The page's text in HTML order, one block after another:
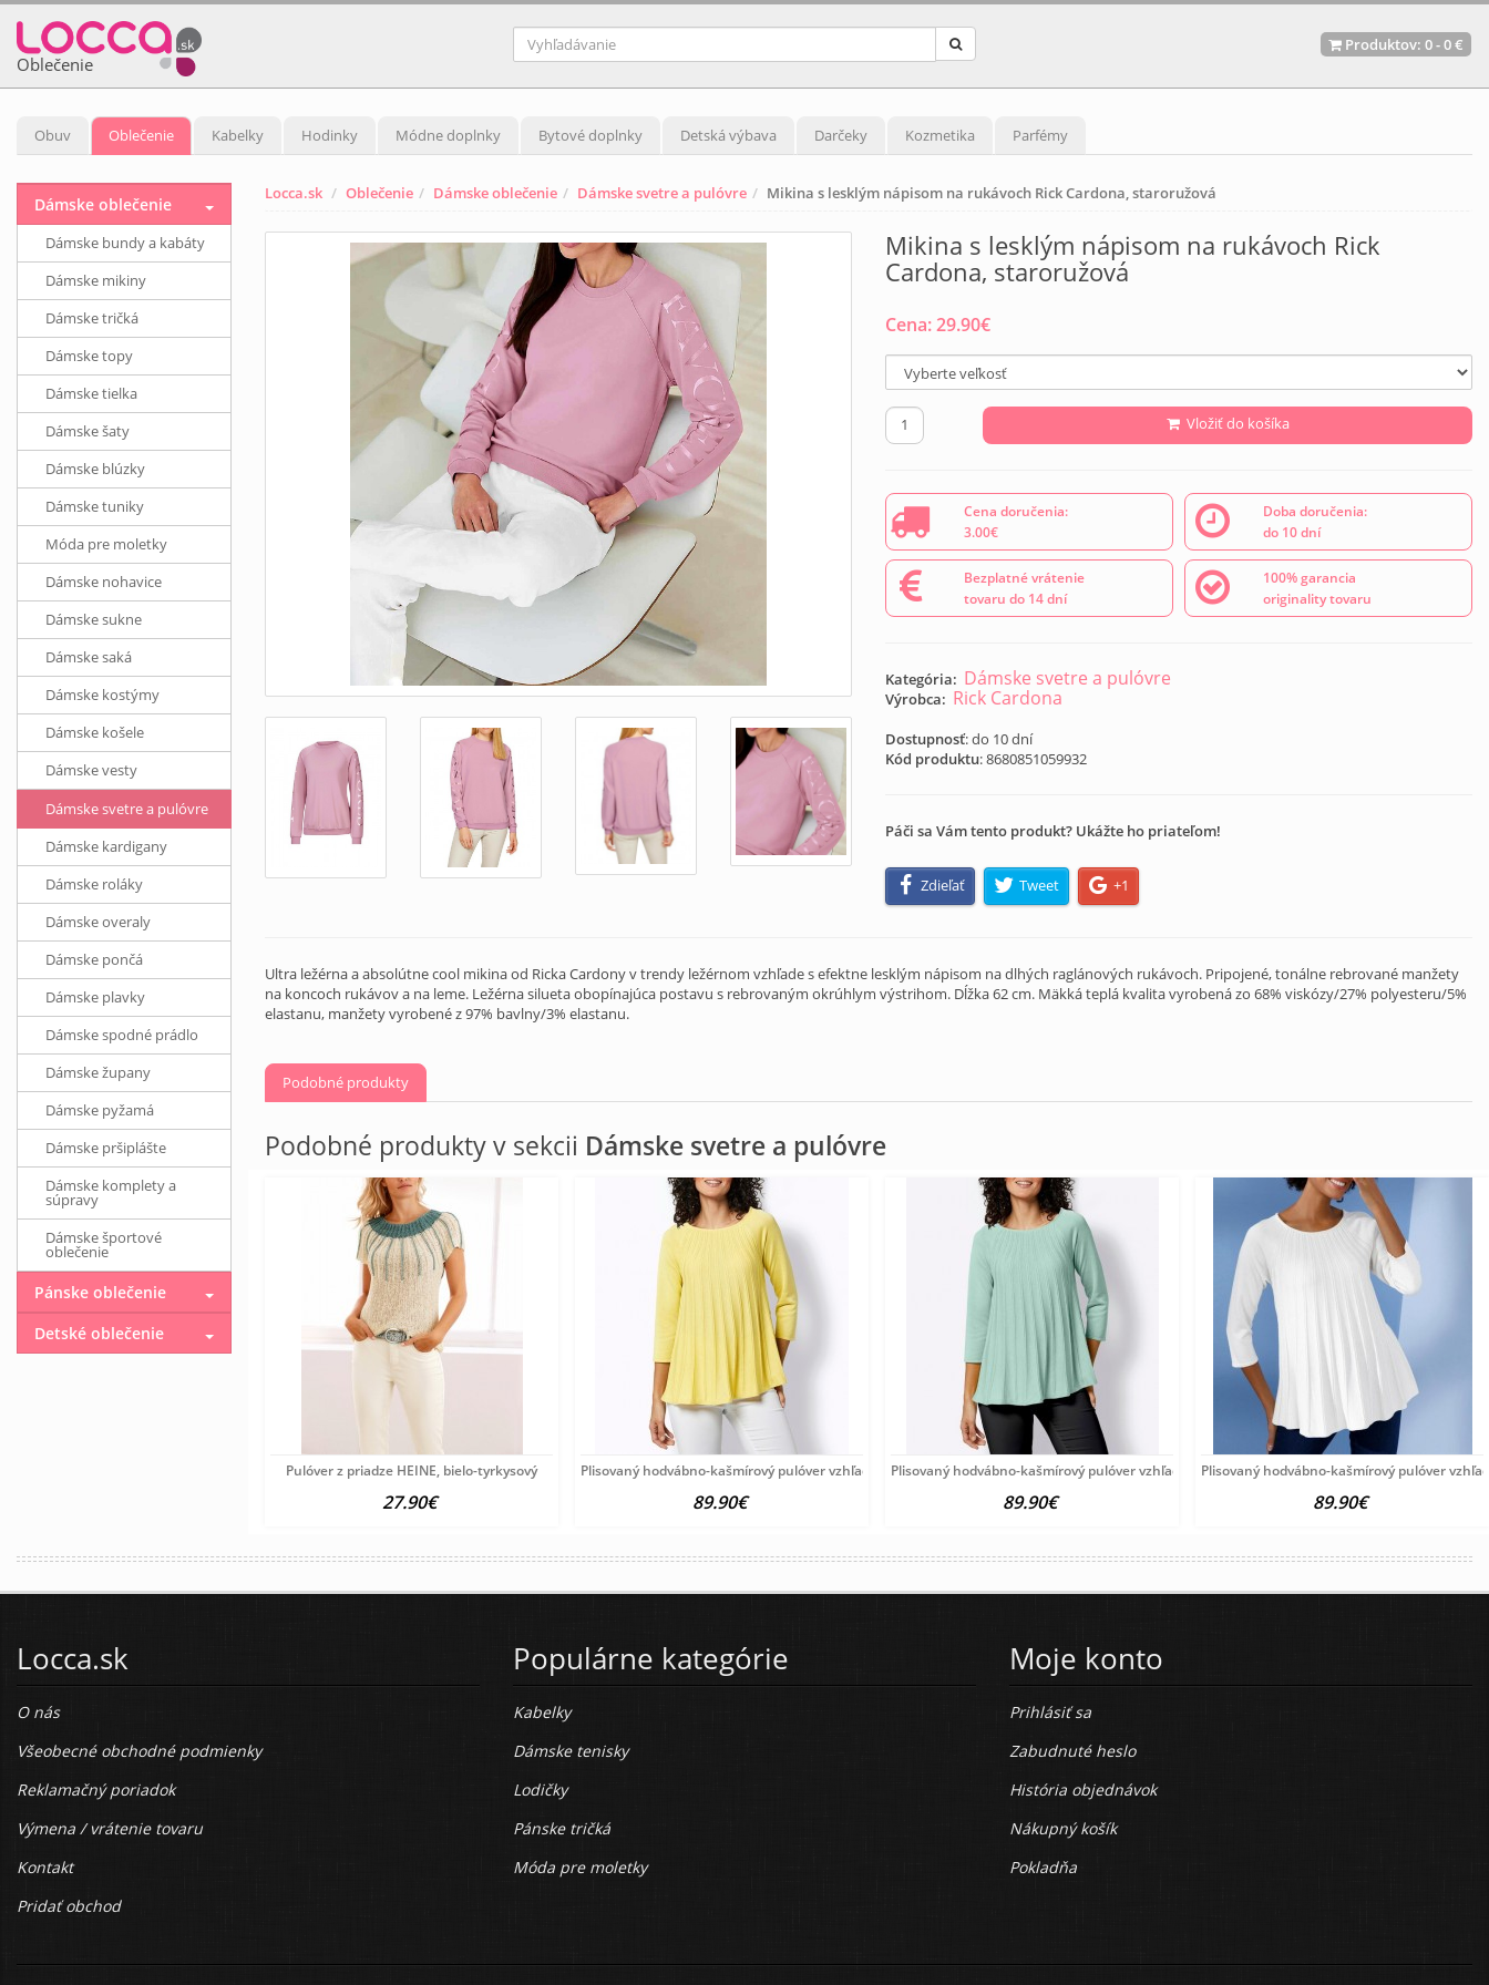
Oblečenie
Produktov: 0-0 €
Obuv Oblečenie Kabelky Hodinky Módne doplnky Bytové doplnky Detská výbava Darčeky Kozmetika Parfémy
Locca.sk Oblečenie Dámske oblečenie Dámske svetre a pulóvre Mikina s lesklým nápisom na rukávoch Rick Cardona, staroružová
Mikina s lesklým nápisom na rukávoch Rick
Cardona, staroružová
Cena:29.90€
Vložiť do košíka
Cena doručenia:
3.00€
Doba doručenia:
do 10 dní
Bezplatné vrátenie
tovaru do 14 dní
100% garancia
originality tovaru
Kategória: Dámske svetre a pulóvre
Výrobca: Rick Cardona
Dostupnosť: do 10 dní
Kód produktu:8680851059932
Páči sa Vám tento produkt? Ukážte ho priateľom!
Zdieľať Tweet +1
Ultra ležérna a absolútne cool mikina od Ricka Cardony v trendy ležérnom vzhľade s efektne lesklým nápisom na dlhých raglánových rukávoch. Pripojené, tonálne rebrované manžety
na koncoch rukávov a na leme. Ležérna silueta obopínajúca postavu s rebrovaným okrúhlym výstrihom. Dĺžka 62 cm. Mäkká teplá kvalita vyrobená zo 68% viskózy/27% polyesteru/5%
elastanu, manžety vyrobené z 97% bavlny/3% elastanu.
Podobné produkty
Podobné produkty v sekcii Dámske svetre a pulóvre
Pulóver z priadze HEINE, bielo-tyrkysový
27.90€
Plisovaný hodvábno-kašmírový pulóver vzhľadom Création
89.90€
Plisovaný hodvábno-kašmírový pulóver vzhľadom Création
89.90€
Plisovaný hodvábno-kašmírový pulóver
89.90€
Dámske oblečenie
Dámske bundy a kabáty
Dámske mikiny
Dámske tričká
Dámske topy
Dámske tielka
Dámske šaty
Dámske blúzky
Dámske tuniky
Móda pre moletky
Dámske nohavice
Dámske sukne
Dámske saká
Dámske kostýmy
Dámske košele
Dámske vesty
Dámske svetre a pulóvre
Dámske kardigany
Dámske roláky
Dámske overaly
Dámske pončá
Dámske plavky
Dámske spodné prádlo
Dámske župany
Dámske pyžamá
Dámske pršiplášte
Dámske komplety a
súpravy
Dámske športové
oblečenie
Pánske oblečenie
Detské oblečenie
Locca.sk
O nás
Všeobecné obchodné podmienky
Reklamačný poriadok
Výmena / vrátenie tovaru
Kontakt
Pridať obchod
Populárne kategórie
Kabelky
Dámske tenisky
Lodičky
Pánske tričká
Móda pre moletky
Moje konto
Prihlásiť sa
Zabudnuté heslo
História objednávok
Nákupný košík
Pokladňa